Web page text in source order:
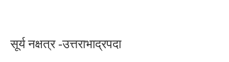
सूर्य नक्षत्र -उत्तराभाद्रपदा